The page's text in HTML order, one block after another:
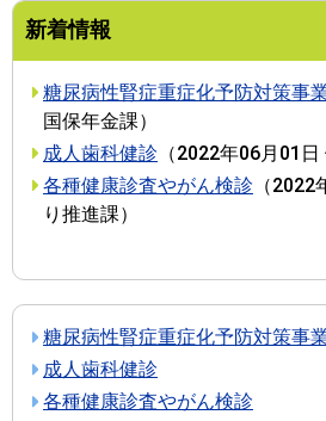
新着情報
糖尿病性腎症重症化予防対策事
国保年金課）
成人歯科健診 （2022年06月01日
各種健康診査やがん検診 （2022
り推進課）
糖尿病性腎症重症化予防対策事
成人歯科健診
各種健康診査やがん検診